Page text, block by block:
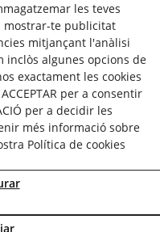
les teves
mostrar-te publicitat
mitjançant l'anàlisi
inclòs algunes opcions de
exactament les cookies
per a consentir
per a decidir les
més informació sobre
Política de cookies